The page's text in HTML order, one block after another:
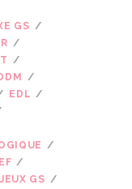
GS
EDL
IEF
JEUX GS